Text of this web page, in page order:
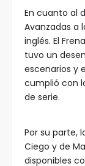
En cuanto al
Avanzadas a
inglés. El
tuvo un
escenarios y
cumplió con
de serie.
Por su parte,
Ciego y de
disponibles